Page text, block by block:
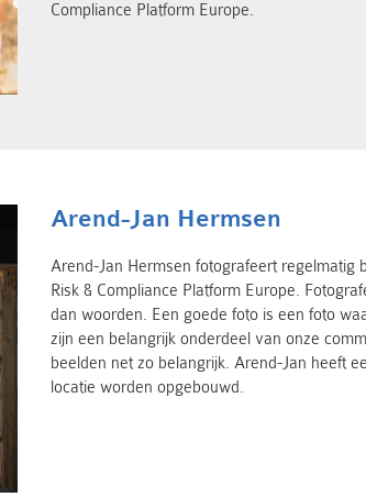
Compliance Platform Europe.
Arend-Jan Hermsen
Arend-Jan Hermsen fotografeert regelmatig
Risk & Compliance Platform Europe.
dan woorden. Een goede foto is een foto
zijn een belangrijk onderdeel van onze
beelden net zo belangrijk. Arend-Jan heeft
locatie worden opgebouwd.